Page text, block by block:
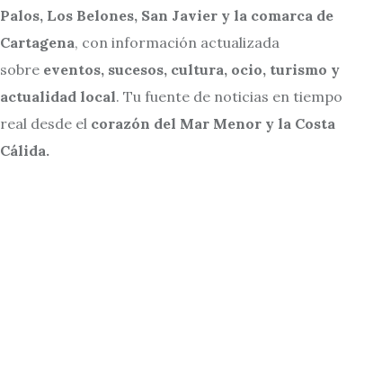
Palos, Los Belones, San Javier y la comarca de
Cartagena, con información actualizada
sobre eventos, sucesos, cultura, ocio, turismo y
actualidad local. Tu fuente de noticias en tiempo
real desde el corazón del Mar Menor y la Costa
Cálida.